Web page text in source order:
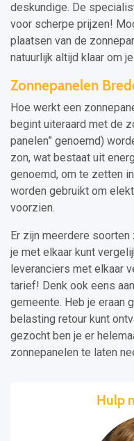
deskundige. De
voor scherpe prijzen!
plaatsen van de
natuurlijk altijd klaar om
Zonnepanelen
Hoe werkt een
begint uiteraard met de
panelen” genoemd)
zon, wat bestaat uit
genoemd, om te zetten
worden gebruikt om
voorzien.
Er zijn meerdere
je met elkaar kunt
leveranciers met elkaar
tarief! Denk ook eens
gemeente. Heb je eraan
belasting retour kunt
gezocht ben je er
zonnepanelen te laten
Hulp